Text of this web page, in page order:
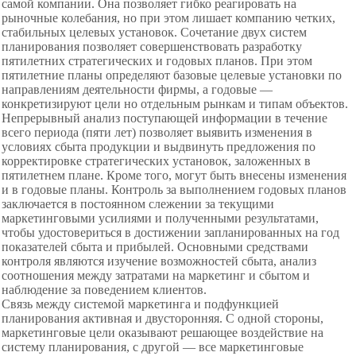
самой компании. Она позволяет гибко реагировать на
рыночные колебания, но при этом лишает компанию четких,
стабильных целевых установок. Сочетание двух систем
планирования позволяет совершенствовать разработку
пятилетних стратегических и годовых планов. При этом
пятилетние планы определяют базовые целевые установки по
направлениям деятельности фирмы, а годовые —
конкретизируют цели но отдельным рынкам и типам объектов.
Непрерывный анализ поступающей информации в течение
всего периода (пяти лет) позволяет выявить изменения в
условиях сбыта продукции и выдвинуть предложения по
корректировке стратегических установок, заложенных в
пятилетнем плане. Кроме того, могут быть внесены изменения
и в годовые планы. Контроль за выполнением годовых планов
заключается в постоянном слежении за текущими
маркетинговыми усилиями и полученными результатами,
чтобы удостовериться в достижении запланированных на год
показателей сбыта и прибылей. Основными средствами
контроля являются изучение возможностей сбыта, анализ
соотношения между затратами на маркетинг и сбытом и
наблюдение за поведением клиентов.
Связь между системой маркетинга и подфункцией
планирования активная и двусторонняя. С одной стороны,
маркетинговые цели оказывают решающее воздействие на
систему планирования, с другой — все маркетинговые